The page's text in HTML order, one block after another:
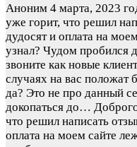
Аноним 4 марта, 2023
уже горит, что решил
дудосят и оплата на
узнал? Чудом пробился
звоните как новые
случаях на вас положат
да? Это не про данный
докопаться до…
что решил написать
оплата на моем сайте